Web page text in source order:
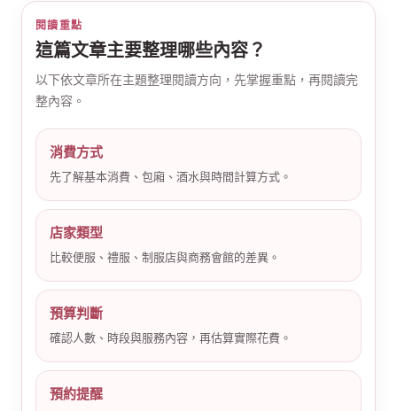
閱讀重點
這篇文章主要整理哪些內容？
以下依文章所在主題整理閱讀方向，先掌握重點，再閱讀完
整內容。
消費方式
先了解基本消費、包廂、酒水與時間計算方式。
店家類型
比較便服、禮服、制服店與商務會館的差異。
預算判斷
確認人數、時段與服務內容，再估算實際花費。
預約提醒